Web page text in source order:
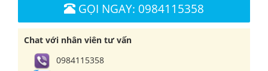
GỌI NGAY: 0984115358
Chat với nhân viên tư vấn
0984115358